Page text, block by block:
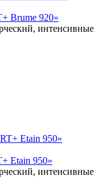
Brume 920»
интенсивные
Etain 950»
интенсивные